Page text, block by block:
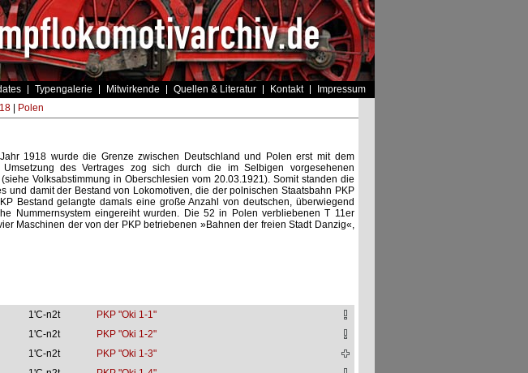
Typengalerie Mitwirkende Quellen & Literatur Kontakt Impressum
| Polen
1918 wurde die Grenze zwischen Deutschland und Polen erst mit dem
des Vertrages zog sich durch die im Selbigen vorgesehenen
Volksabstimmung in Oberschlesien vom 20.03.1921). Somit standen die
und damit der Bestand von Lokomotiven, die der polnischen Staatsbahn PKP
Bestand gelangte damals eine große Anzahl von deutschen, überwiegend
Nummernsystem eingereiht wurden. Die 52 in Polen verbliebenen T 11er
Maschinen der von der PKP betriebenen »Bahnen der freien Stadt Danzig«,
1'C-n2t
PKP "Oki 1-1"
1'C-n2t
PKP "Oki 1-2"
1'C-n2t
PKP "Oki 1-3"